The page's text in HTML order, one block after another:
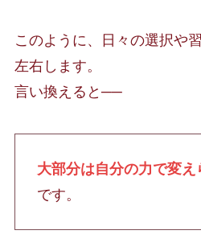
このように、日々の選択や
左右します。
言い換えると──
大部分は自分の力で変え
です。